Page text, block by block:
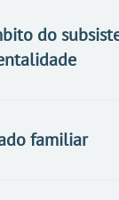
do
familiar